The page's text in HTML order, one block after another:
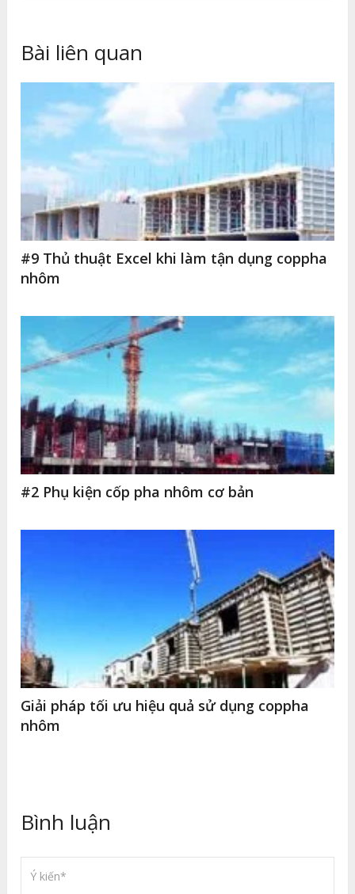
Bài liên quan
#9 Thủ thuật Excel khi làm tận dụng coppha
nhôm
#2 Phụ kiện cốp pha nhôm cơ bản
Giải pháp tối ưu hiệu quả sử dụng coppha
nhôm
Bình luận